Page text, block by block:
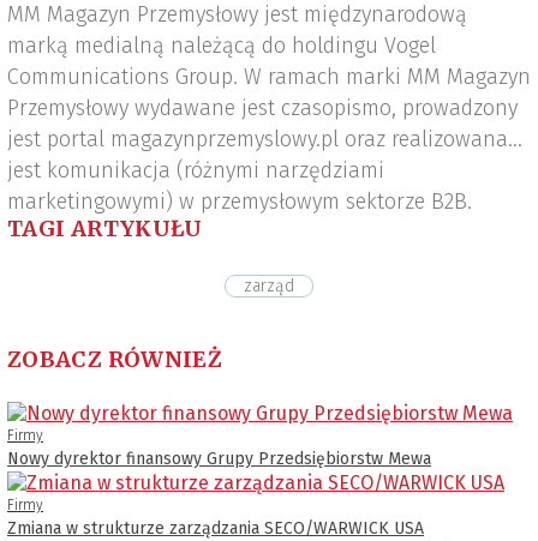
MM Magazyn Przemysłowy jest międzynarodową
marką medialną należącą do holdingu Vogel
Communications Group. W ramach marki MM Magazyn
Przemysłowy wydawane jest czasopismo, prowadzony
jest portal magazynprzemyslowy.pl oraz realizowana
jest komunikacja (różnymi narzędziami
marketingowymi) w przemysłowym sektorze B2B.
TAGI ARTYKUŁU
zarząd
ZOBACZ RÓWNIEŻ
Firmy
Nowy dyrektor finansowy Grupy Przedsiębiorstw Mewa
Firmy
Zmiana w strukturze zarządzania SECO/WARWICK USA